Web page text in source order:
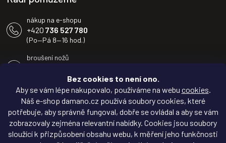
Bez cookies to není ono.
Aby se vám lépe nakupovalo, používáme na webu cookies.
Náš e-shop damano.cz používá soubory cookies, které
potřebuje, aby správně fungoval, dobře se ovládal a aby se vám
zobrazovaly zejména relevantní nabídky. Cookies jsou soubory
sloužící k přizpůsobení obsahu webu, k měření jeho funkčnosti
nákup na e-shopu
+420 736 527 780
(Po—Pá 8—16 hod.)
broušení nožů
(Po—Pá 8—16 hod.)
info@damano.cz
Sledujte novinky na
Facebooku